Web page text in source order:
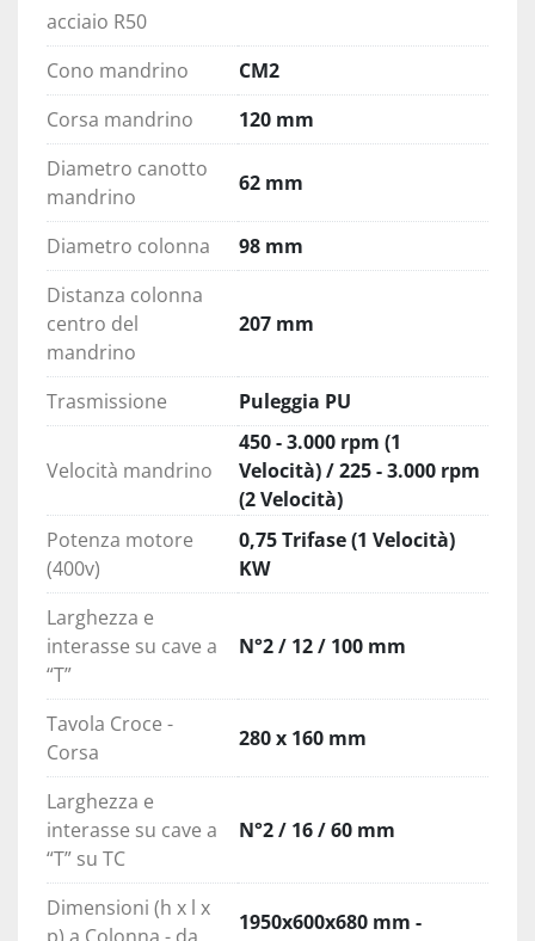
acciaio R50
Cono mandrino
CM2
Corsa mandrino
120 mm
Diametro canotto
mandrino
62 mm
Diametro colonna
98 mm
Distanza colonna
centro del
mandrino
207 mm
Trasmissione Puleggia PU
Velocità mandrino
450 - 3.000 rpm (1
Velocità) / 225 - 3.000 rpm
(2 Velocità)
Potenza motore
(400v)
0,75 Trifase (1 Velocità)
KW
Larghezza e
interasse su cave a
“T”
N°2 / 12 / 100 mm
Tavola Croce -
Corsa
280 x 160 mm
Larghezza e
interasse su cave a
“T” su TC
N°2 / 16 / 60 mm
Dimensioni (h x l x
1950x600x680 mm -